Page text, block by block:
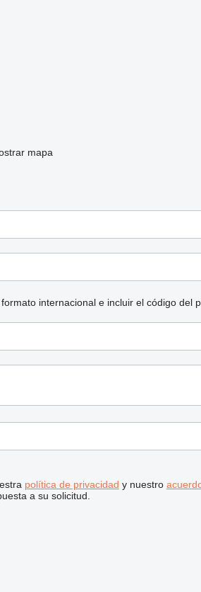
mapa
internacional e incluir el código del
política de privacidad y nuestro
a su solicitud.